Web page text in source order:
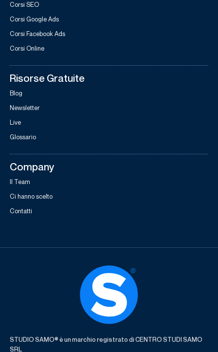
Corsi SEO
Corsi Google Ads
Corsi Facebook Ads
Corsi Online
Risorse Gratuite
Blog
Newsletter
Live
Glossario
Company
Il Team
Ci hanno scelto
Contatti
STUDIO SAMO® è un marchio registrato di CENTRO STUDI SAMO
SRL